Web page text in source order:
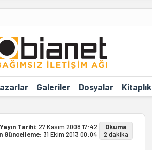
Galeriler Dosyalar Kitaplık
Yayın Tarihi: 27 Kasım 2008 17:42
Güncelleme: 31 Ekim 2013 00:04
Okuma
2 dakika